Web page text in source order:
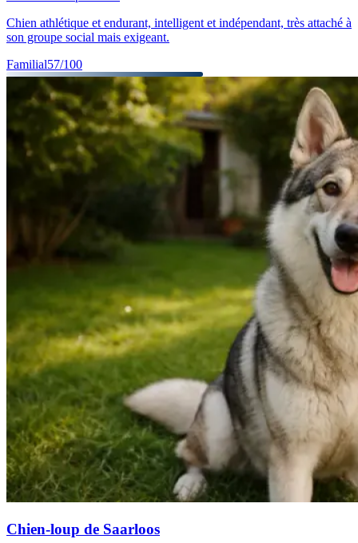
Chien athlétique et endurant, intelligent et indépendant, très attaché à
son groupe social mais exigeant.
Familial57/100
Chien-loup de Saarloos